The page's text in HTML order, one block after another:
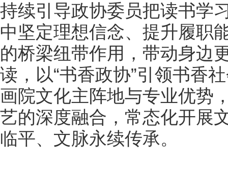
持续引导政协委员把读书学
中坚定理想信念、提升履职
的桥梁纽带作用，带动身边
读，以“书香政协”引领书香
画院文化主阵地与专业优势
艺的深度融合，常态化开展
临平、文脉永续传承。